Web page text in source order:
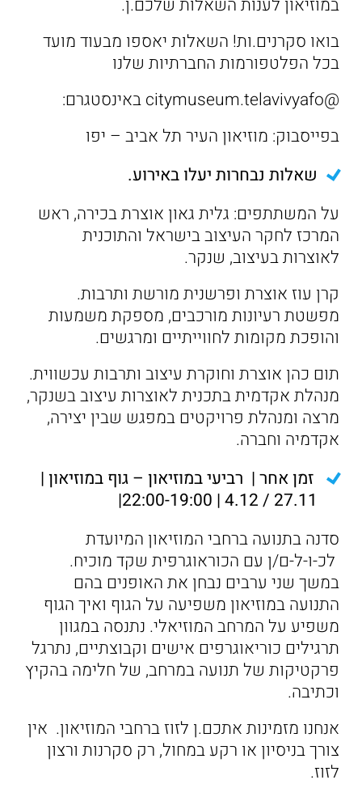
בואו סקרנים.ות! השאלות יאספו מבעוד מועד
בכל הפלטפורמות החברתיות שלנו
@citymuseum.telavivyafo באינסטגרם:
בפייסבוק: מוזיאון העיר תל אביב – יפו
שאלות נבחרות יעלו באירוע.
על המשתתפים: גלית גאון אוצרת בכירה, ראש
המרכז לחקר העיצוב בישראל והתוכנית
לאוצרות בעיצוב, שנקר.
קרן עוז אוצרת ופרשנית מורשת ותרבות.
מפשטת רעיונות מורכבים, מספקת משמעות
והופכת מקומות לחווייתיים ומרגשים.
תום כהן אוצרת וחוקרת עיצוב ותרבות עכשווית.
מנהלת אקדמית בתכנית לאוצרות עיצוב בשנקר,
מרצה ומנהלת פרויקטים במפגש שבין יצירה,
אקדמיה וחברה.
זמן אחר | רביעי במוזיאון – גוף במוזיאון |
27.11 / 4.12 | 22:00-19:00|
סדנה בתנועה ברחבי המוזיאון המיועדת
לכ-ו-ל-ם/ן עם הכוראוגרפית שקד מוכיח.
במשך שני ערבים נבחן את האופנים בהם
התנועה במוזיאון משפיעה על הגוף ואיך הגוף
משפיע על המרחב המוזיאלי. נתנסה במגוון
תרגילים כוריאוגרפים אישים וקבוצתיים, נתרגל
פרקטיקות של תנועה במרחב, של חלימה בהקיץ
וכתיבה.
אנחנו מזמינות אתכם.ן לזוז ברחבי המוזיאון. אין
צורך בניסיון או רקע במחול, רק סקרנות ורצון
לזוז.